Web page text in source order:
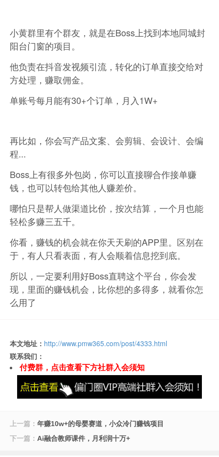
小黄群里有个群友，就是在Boss上找到本地同城封
阳台门窗的项目。
他负责在抖音发视频引流，转化的订单直接交给对
方处理，赚取佣金。
单账号每月能有30+个订单，月入1W+
再比如，你会写产品文案、会剪辑、会设计、会编
程...
Boss上有很多外包岗，你可以直接聊合作接单赚
钱，也可以转包给其他人赚差价。
哪怕只是帮人做渠道比价，按次结算，一个月也能
轻松多赚三五千。
你看，赚钱的机会就在你天天刷的APP里。区别在
于，有人只看表面，有人会顺着信息挖到底。
所以，一定要利用好Boss直聘这个平台，你会发
现，里面的赚钱机会，比你想的多得多，就看你怎
么用了
本文地址： http://www.pmw365.com/post/4333.html
联系我们：
付费群，点击查看下方社群入会须知
上一篇： 年赚10w+的母婴赛道，小众冷门赚钱项目
下一篇： Ai融合教师课件，月利润十万+